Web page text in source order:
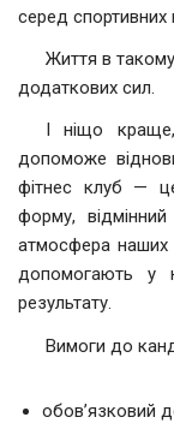
серед спортивних
Життя в
додаткових сил.
І ніщо
допоможе
фітнес клуб —
форму,
атмосфера наших
допомогають у
результату.
Вимоги до
обов’язковий